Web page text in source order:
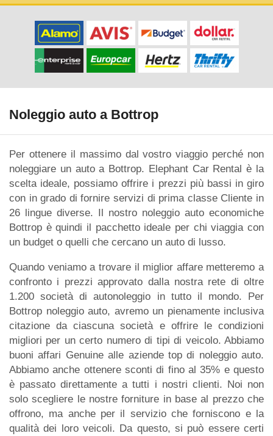
Noleggio auto a Bottrop
Per ottenere il massimo dal vostro viaggio perché non
noleggiare un auto a Bottrop. Elephant Car Rental è la
scelta ideale, possiamo offrire i prezzi più bassi in giro
con in grado di fornire servizi di prima classe Cliente in
26 lingue diverse. Il nostro noleggio auto economiche
Bottrop è quindi il pacchetto ideale per chi viaggia con
un budget o quelli che cercano un auto di lusso.
Quando veniamo a trovare il miglior affare metteremo a
confronto i prezzi approvato dalla nostra rete di oltre
1.200 società di autonoleggio in tutto il mondo. Per
Bottrop noleggio auto, avremo un pienamente inclusiva
citazione da ciascuna società e offrire le condizioni
migliori per un certo numero di tipi di veicolo. Abbiamo
buoni affari Genuine alle aziende top di noleggio auto.
Abbiamo anche ottenere sconti di fino al 35% e questo
è passato direttamente a tutti i nostri clienti. Noi non
solo scegliere le nostre forniture in base al prezzo che
offrono, ma anche per il servizio che forniscono e la
qualità dei loro veicoli. Da questo, si può essere certi